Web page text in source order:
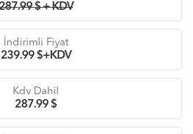
$ + KDV
İndirimli Fiyat
239.99 $+KDV
Kdv Dahil
287.99 $